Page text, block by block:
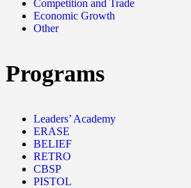
Competition and Trade
Economic Growth
Other
Programs
Leaders’ Academy
ERASE
BELIEF
RETRO
CBSP
PISTOL